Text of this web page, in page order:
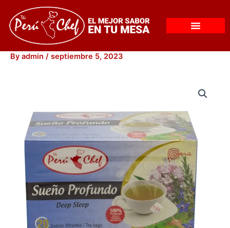
content
By admin / septiembre 5, 2023